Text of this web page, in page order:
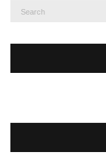
Search